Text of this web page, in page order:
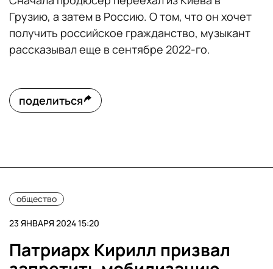
Грузию, а затем в Россию. О том, что он хочет
получить российское гражданство, музыкант
рассказывал еще в сентябре 2022-го.
поделиться
общество
23 ЯНВАРЯ 2024 15:20
Патриарх Кирилл призвал